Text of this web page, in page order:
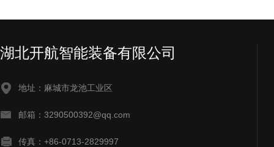
湖北开航智能装备有限公司
地址：麻城市龙池工业区
邮箱：3290500392@qq.com
传真：+86-0713-2829997